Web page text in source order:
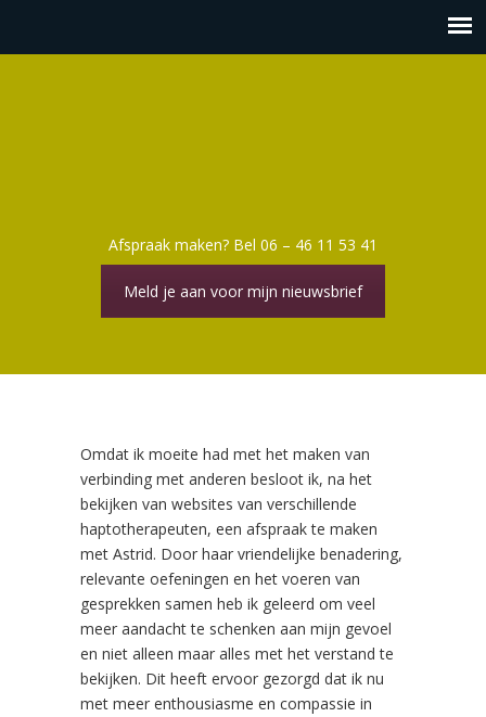
Afspraak maken? Bel 06 – 46 11 53 41
Meld je aan voor mijn nieuwsbrief
Omdat ik moeite had met het maken van
verbinding met anderen besloot ik, na het
bekijken van websites van verschillende
haptotherapeuten, een afspraak te maken
met Astrid. Door haar vriendelijke benadering,
relevante oefeningen en het voeren van
gesprekken samen heb ik geleerd om veel
meer aandacht te schenken aan mijn gevoel
en niet alleen maar alles met het verstand te
bekijken. Dit heeft ervoor gezorgd dat ik nu
met meer enthousiasme en compassie in